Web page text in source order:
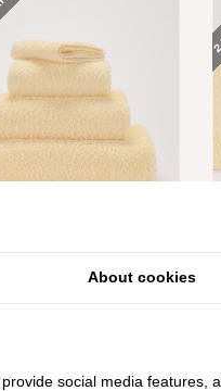
(803), 700 GRAM PER
M², VANAFAbout cookies
social media features,